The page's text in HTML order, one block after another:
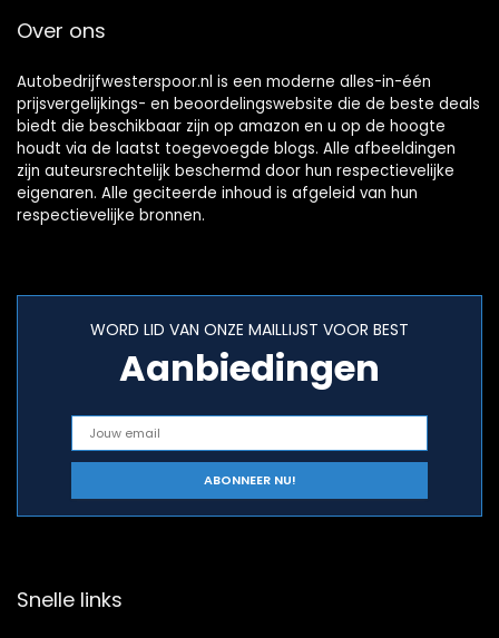
Over ons
Autobedrijfwesterspoor.nl is een moderne alles-in-één
prijsvergelijkings- en beoordelingswebsite die de beste deals
biedt die beschikbaar zijn op amazon en u op de hoogte
houdt via de laatst toegevoegde blogs. Alle afbeeldingen
zijn auteursrechtelijk beschermd door hun respectievelijke
eigenaren. Alle geciteerde inhoud is afgeleid van hun
respectievelijke bronnen.
WORD LID VAN ONZE MAILLIJST VOOR BEST
Aanbiedingen
Snelle links